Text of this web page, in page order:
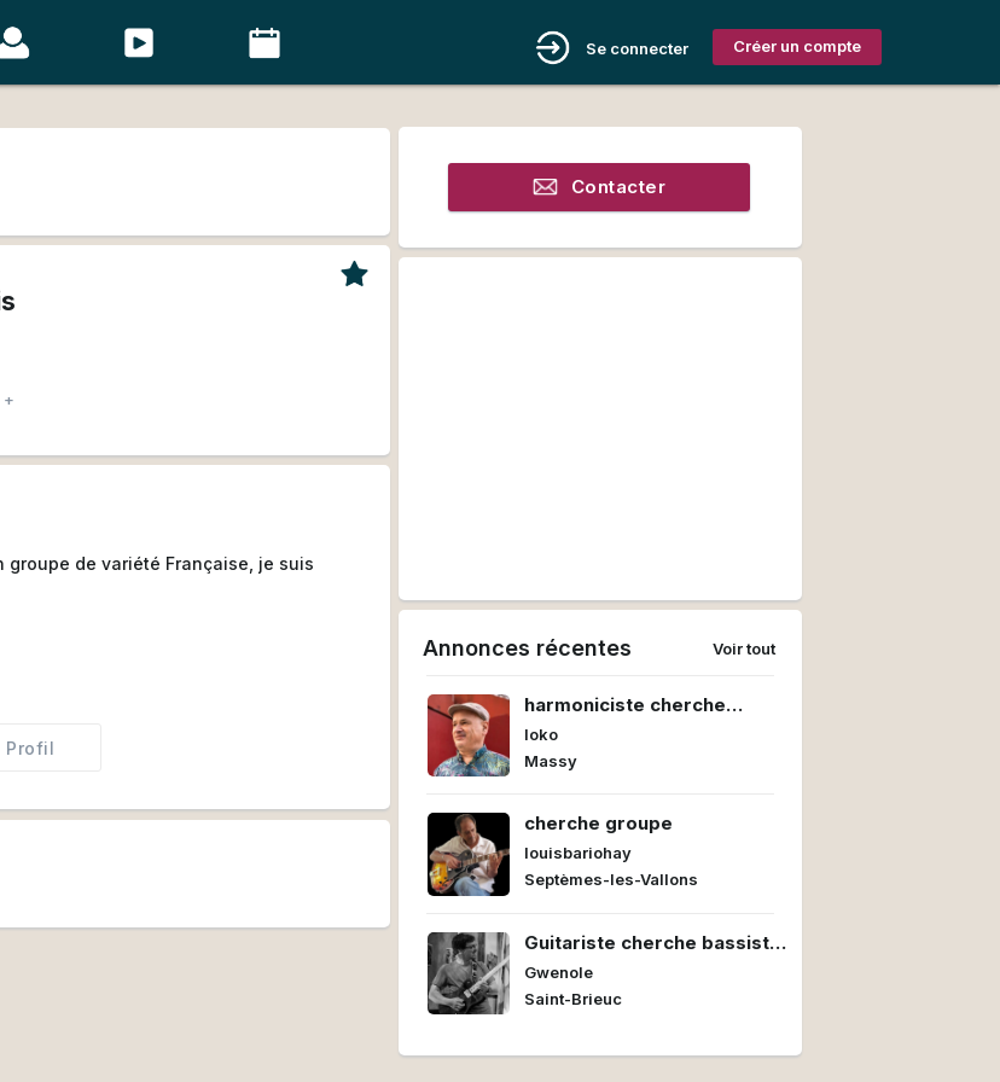
Créer un compte
Se connecter
+
de variété Française, je suis
Profil
Contacter
Annonces récentes Voir tout
harmoniciste cherche
groupe
loko
Massy
cherche groupe
louisbariohay
Septèmes-les-Vallons
Guitariste cherche bassiste
et batteur/euse pour former
un power trio
Gwenole
Saint-Brieuc